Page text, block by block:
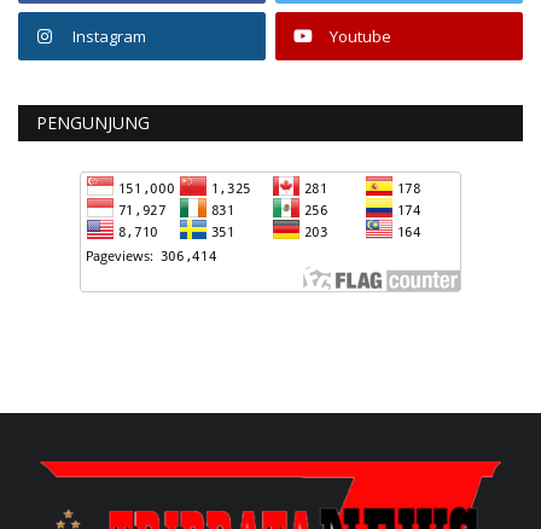
Instagram Youtube
PENGUNJUNG